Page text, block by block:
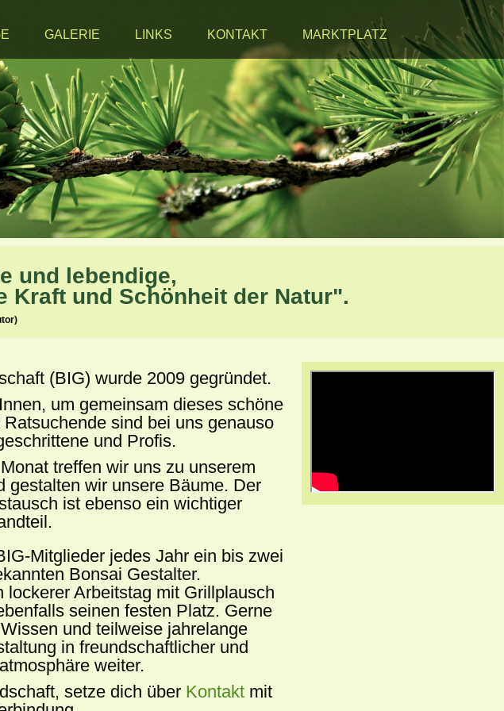
GALERIE LINKS KONTAKT MARKTPLATZ
und lebendige,
Kraftund Schönheit der Natur".
(BIG) wurde 2009 gegründet.
um gemeinsam dieses schöne
sind bei uns genauso
und Profis.
treffen wir uns zu unserem
gestalten wir unsere Bäume. Der
ist ebenso ein wichtiger
Mitglieder jedes Jahr ein bis zwei
Bonsai Gestalter.
Arbeitstag mit Grillplausch
seinen festen Platz. Gerne
und teilweise jahrelange
in freundschaftlicher und
weiter.
setze dich über Kontaktmit